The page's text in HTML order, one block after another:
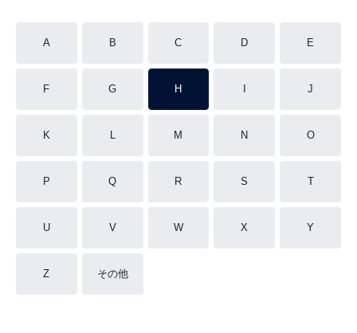
A B C D E
F G H J
K L M N O
P Q R S T
U V W X Y
Z その他